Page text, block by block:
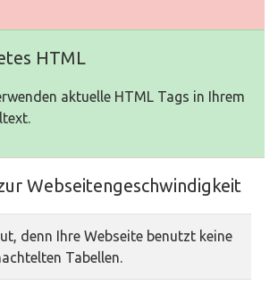
HTML
aktuelle HTML Tags in Ihrem
Webseitengeschwindigkeit
denn Ihre Webseite benutzt keine
Tabellen.